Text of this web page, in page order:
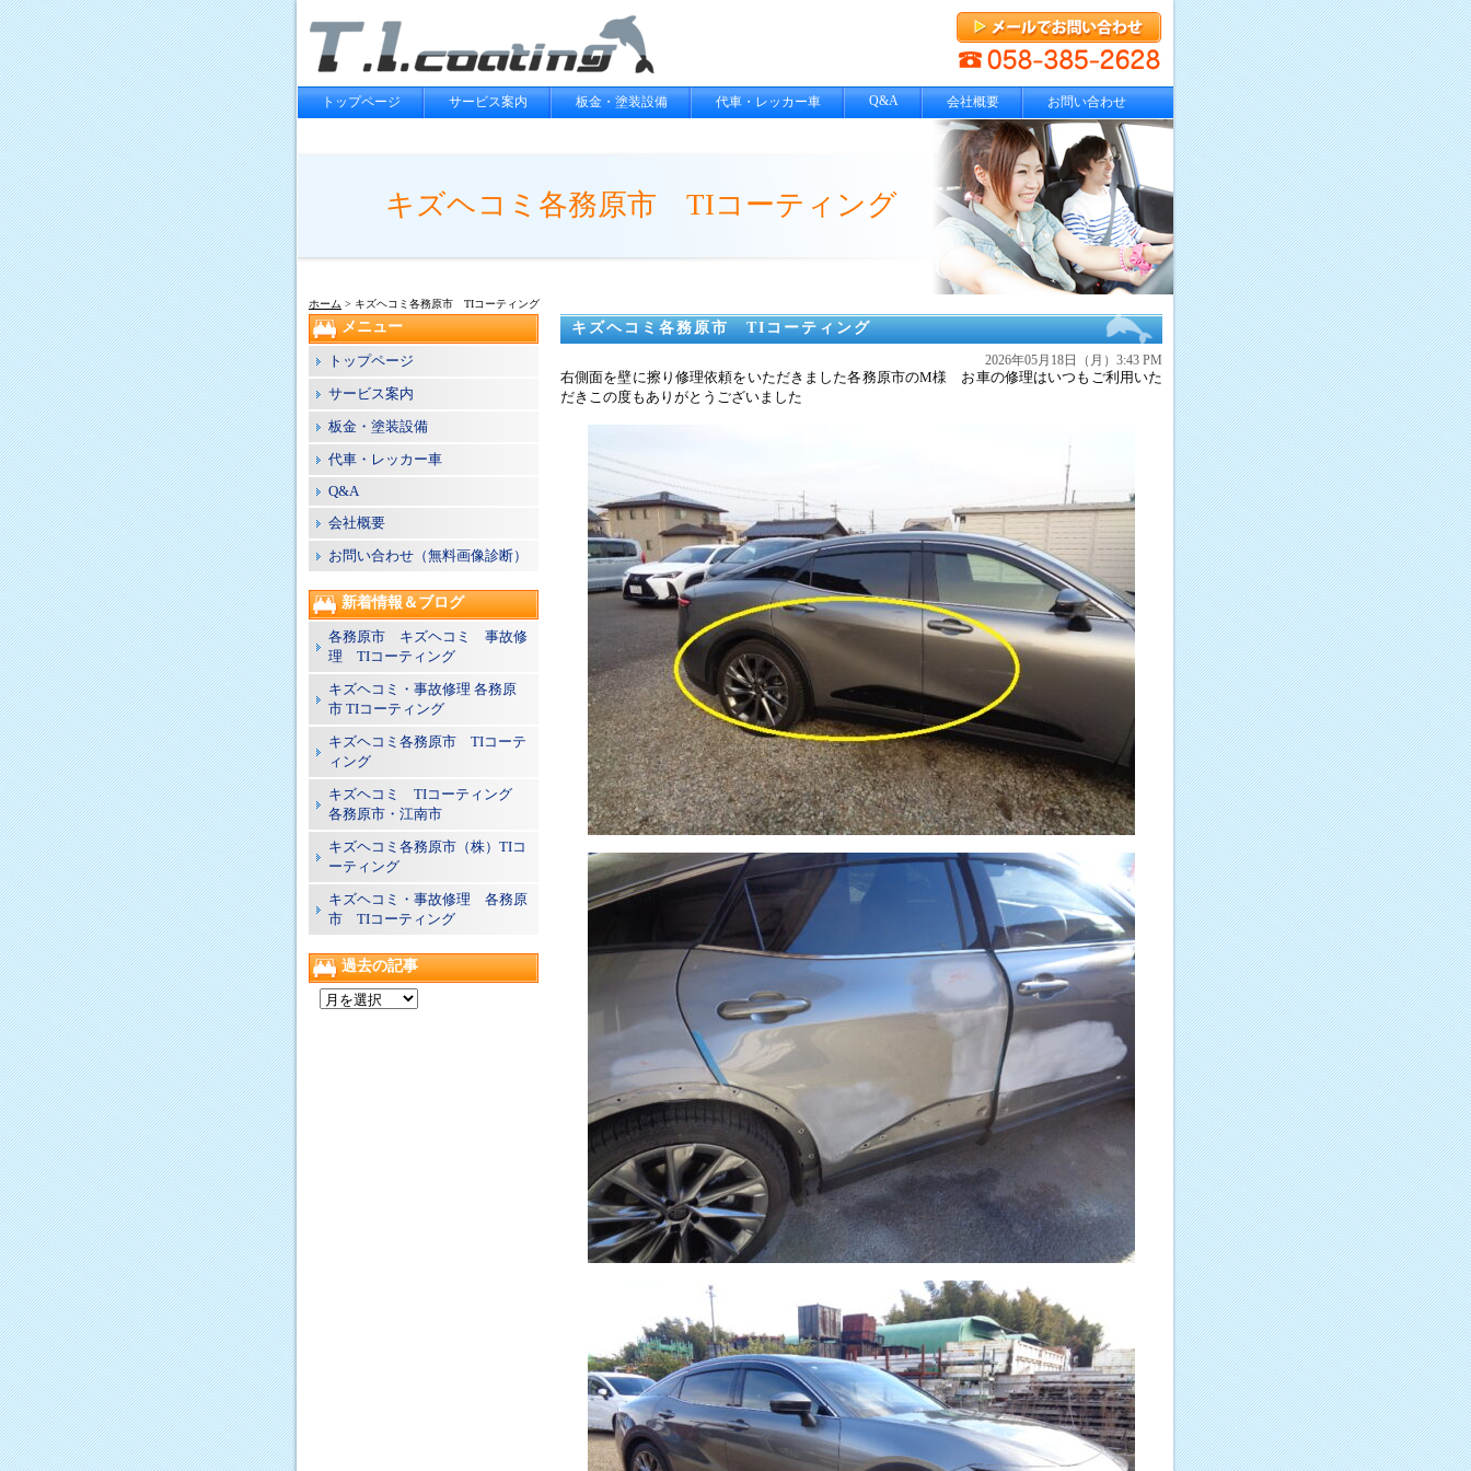
トップページ サービス案内 板金・塗装設備 代車・レッカー車 Q&A 会社概要 お問い合わせ
キズヘコミ各務原市 TIコーティング
ホーム > キズヘコミ各務原市 TIコーティング
キズヘコミ各務原市 TIコーティング
2026年05月18日（月）3:43 PM
右側面を壁に擦り修理依頼をいただきました各務原市のM様 お車の修理はいつもご利用いた
だきこの度もありがとうございました
メニュー
トップページ
サービス案内
板金・塗装設備
代車・レッカー車
Q&A
会社概要
お問い合わせ（無料画像診断）
新着情報＆ブログ
各務原市 キズヘコミ 事故修
理 TIコーティング
キズヘコミ・事故修理 各務原
市 TIコーティング
キズヘコミ各務原市 TIコーテ
ィング
キズヘコミ TIコーティング
各務原市・江南市
キズヘコミ各務原市（株）TIコ
ーティング
キズヘコミ・事故修理 各務原
市 TIコーティング
過去の記事
過
去